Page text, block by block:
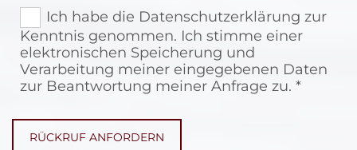
Ich habe die Datenschutzerklärung zur
Kenntnis genommen. Ich stimme einer
elektronischen Speicherung und
Verarbeitung meiner eingegebenen Daten
zur Beantwortung meiner Anfrage zu. *